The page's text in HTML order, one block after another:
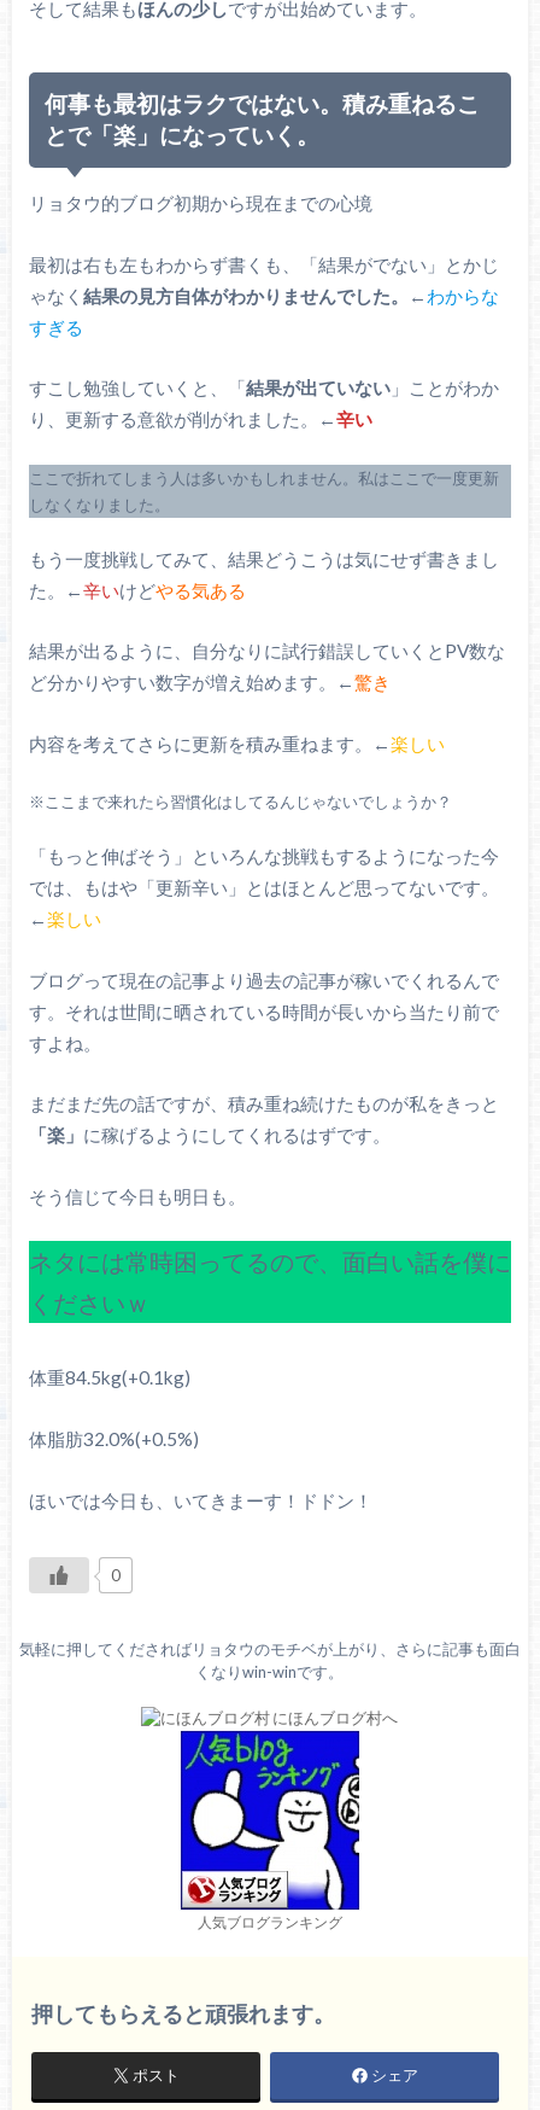
そして結果もほんの少しですが出始めています。
何事も最初はラクではない。積み重ねるこ
とで「楽」になっていく。
リョタウ的ブログ初期から現在までの心境
最初は右も左もわからず書くも、「結果がでない」とかじ
ゃなく 結果の見方自体がわかりませんでした。 ← わからな
すぎる
すこし勉強していくと、「結果が出ていない」ことがわか
り、更新する意欲が削がれました。←辛い
ここで折れてしまう人は多いかもしれません。私はここで一度更新
しなくなりました。
もう一度挑戦してみて、結果どうこうは気にせず書きまし
た。←辛いけどやる気ある
結果が出るように、自分なりに試行錯誤していくとPV数な
ど分かりやすい数字が増え始めます。←驚き
内容を考えてさらに更新を積み重ねます。←楽しい
※ここまで来れたら習慣化はしてるんじゃないでしょうか？
「もっと伸ばそう」といろんな挑戦もするようになった今
では、もはや「更新辛い」とはほとんど思ってないです。
←楽しい
ブログって現在の記事より過去の記事が稼いでくれるんで
す。それは世間に晒されている時間が長いから当たり前で
すよね。
まだまだ先の話ですが、積み重ね続けたものが私をきっと
「楽」 に稼げるようにしてくれるはずです。
そう信じて今日も明日も。
ネタには常時困ってるので、面白い話を僕に
くださいｗ
体重84.5kg(+0.1kg)
体脂肪32.0%(+0.5%)
ほいでは今日も、いてきまーす！ドドン！
0
気軽に押してくださればリョタウのモチベが上がり、さらに記事も面白
くなりwin-winです。
人気ブログランキング
押してもらえると頑張れます。
ポスト シェア